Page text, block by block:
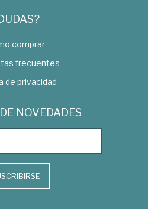
comprar
frecuentes
de privacidad
NOVEDADES